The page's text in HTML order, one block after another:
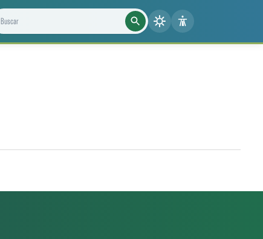
Buscar projetos, notícias e cientistas